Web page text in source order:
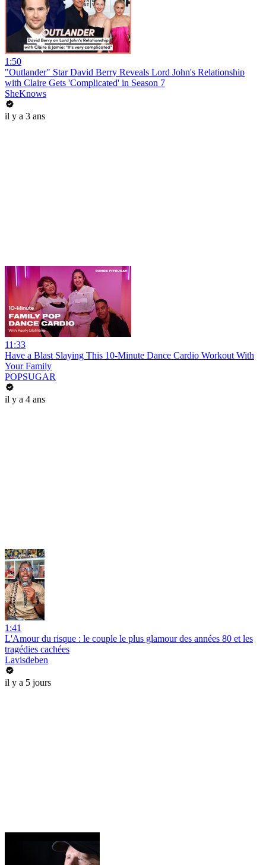
1:50
"Outlander" Star David Berry Reveals Lord John's Relationship
with Claire Gets 'Complicated' in Season 7
SheKnows
il y a 3 ans
11:33
Have a Blast Slaying This 10-Minute Dance Cardio Workout With
Your Family
POPSUGAR
il y a 4 ans
1:41
L'Amour du risque : le couple le plus glamour des années 80 et les
tragédies cachées
Lavisdeben
il y a 5 jours